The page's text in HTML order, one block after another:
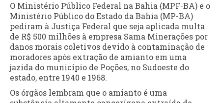
O Ministério Público Federal na Bahia (MPF-BA) e o
Ministério Público do Estado da Bahia (MP-BA)
pediram à Justiça Federal que seja aplicada multa
de R$ 500 milhões à empresa Sama Minerações por
danos morais coletivos devido à contaminação de
moradores após extração de amianto em uma
jazida do município de Poções, no Sudoeste do
estado, entre 1940 e 1968.
Os órgãos lembram que o amianto é uma